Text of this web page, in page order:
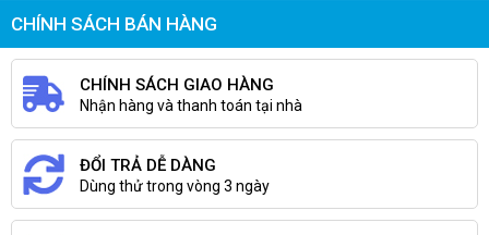
CHÍNH SÁCH BÁN HÀNG
CHÍNH SÁCH GIAO HÀNG
Nhận hàng và thanh toán tại nhà
ĐỔI TRẢ DỄ DÀNG
Dùng thử trong vòng 3 ngày